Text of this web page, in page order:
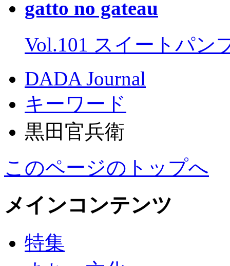
gatto no gateau
Vol.101 スイートパン
DADA Journal
キーワード
黒田官兵衛
このページのトップへ
メインコンテンツ
特集